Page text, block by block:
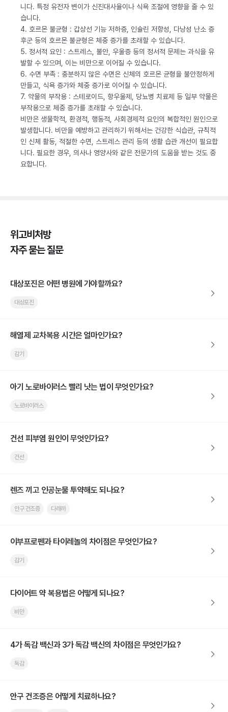
니다. 특정 유전자 변이가 신진대사율이나 식욕 조절에 영향을 줄 수 있
습니다.
4. 호르몬 불균형 : 갑상선 기능 저하증, 인슐린 저항성, 다낭성 난소 증
후군 등의 호르몬 불균형은 체중 증가를 초래할 수 있습니다.
5. 정서적 요인 : 스트레스, 불안, 우울증 등의 정서적 문제는 과식을 유
발할 수 있으며, 이는 비만으로 이어질 수 있습니다.
6. 수면 부족 : 충분하지 않은 수면은 신체의 호르몬 균형을 불안정하게
만들고, 식욕 증가와 체중 증가로 이어질 수 있습니다.
7. 약물의 부작용 : 스테로이드, 항우울제, 당뇨병 치료제 등 일부 약물은
부작용으로 체중 증가를 초래할 수 있습니다.
비만은 생물학적, 환경적, 행동적, 사회경제적 요인의 복합적인 원인으로
발생합니다. 비만을 예방하고 관리하기 위해서는 건강한 식습관, 규칙적
인 신체 활동, 적절한 수면, 스트레스 관리 등의 생활 습관 개선이 필요합
니다. 필요한 경우, 의사나 영양사와 같은 전문가의 도움을 받는 것도 중
요합니다.
위고비처방
자주 묻는 질문
대상포진은 어떤 병원에 가야할까요?
대상포진
해열제 교차복용 시간은 얼마인가요?
감기
아기 노로바이러스 빨리 낫는 법이 무엇인가요?
노로바이러스
건선 피부염 원인이 무엇인가요?
건선
렌즈 끼고 인공눈물 투약해도 되나요?
안구 건조증 다래끼
이부프로펜과 타이레놀의 차이점은 무엇인가요?
감기
다이어트 약 복용법은 어떻게 되나요?
비만
4가 독감 백신과 3가 독감 백신의 차이점은 무엇인가요?
독감
안구 건조증은 어떻게 치료하나요?